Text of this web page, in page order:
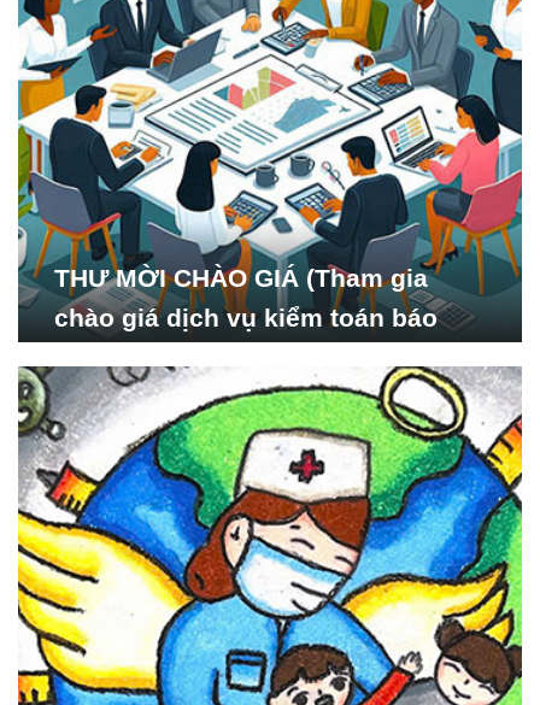
THƯ MỜI CHÀO GIÁ (Tham gia
chào giá dịch vụ kiểm toán báo
Nghiên cứu Phát triển Xã
hội_ISDS)